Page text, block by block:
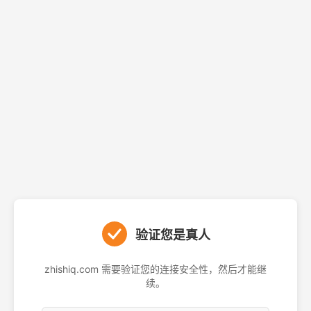
验证您是真人
zhishiq.com 需要验证您的连接安全性，然后才能继
续。